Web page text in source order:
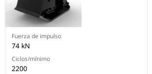
Fuerza de impulso
74 kN
Ciclos/mínimo
2200